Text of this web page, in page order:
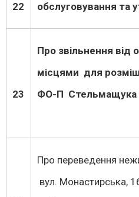
22
обслуговування та
23
Про звільнення від
місцями для
ФО-П
Про переведення
вул. Монастирська,